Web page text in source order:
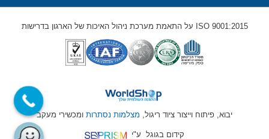
ISO 9001:2015 על התאמת מערכת ניהול האיכות של הארגון בדרישות
יבוא, פיתוח וייצור ציוד ריגול, מצלמות נסתרות ומכשירי מעקב
קידום בגוגל ע"י